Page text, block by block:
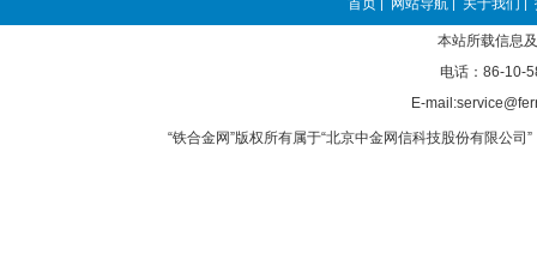
首页 | 网站导航 | 关于我们 |
本站所载信息
电话：86-10-
E-
“铁合金网”版权所有属于“北京中金网信科技股份有限公司